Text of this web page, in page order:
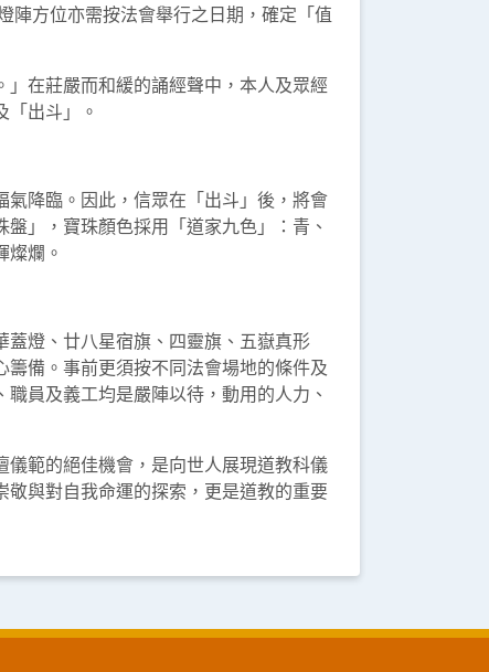
陣方位亦需按法會舉行之日期，確定「值
在莊嚴而和緩的誦經聲中，本人及眾經
出斗」。
氣降臨。因此，信眾在「出斗」後，將會
」，寶珠顏色採用「道家九色」：青、
爛。
燈、廿八星宿旗、四靈旗、五嶽真形
備。事前更須按不同法會場地的條件及
員及義工均是嚴陣以待，動用的人力、
範的絕佳機會，是向世人展現道教科儀
與對自我命運的探索，更是道教的重要